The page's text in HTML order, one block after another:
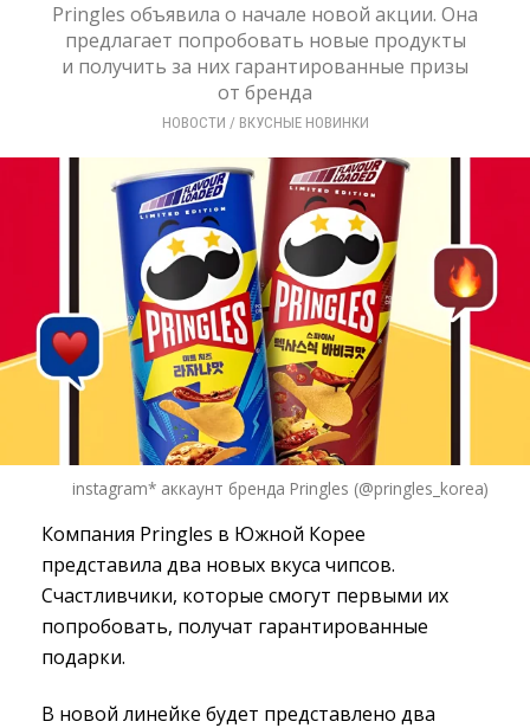
Pringles объявила о начале новой акции. Она
предлагает попробовать новые продукты
и получить за них гарантированные призы
от бренда
НОВОСТИ / ВКУСНЫЕ НОВИНКИ
instagram* аккаунт бренда Pringles (@pringles_korea)
Компания Pringles в Южной Корее
представила два новых вкуса чипсов.
Счастливчики, которые смогут первыми их
попробовать, получат гарантированные
подарки.
В новой линейке будет представлено два